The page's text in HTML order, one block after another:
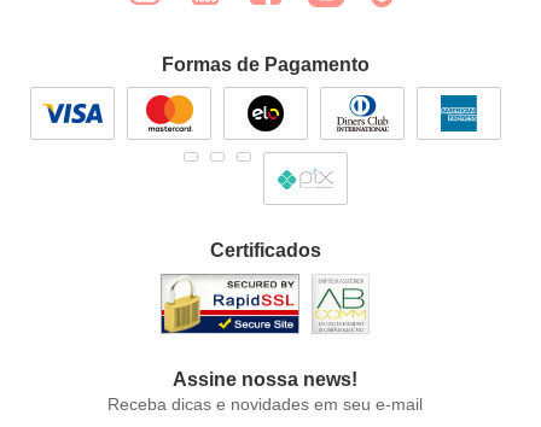
Formas de Pagamento
Certificados
Assine nossa news!
Receba dicas e novidades em seu e-mail